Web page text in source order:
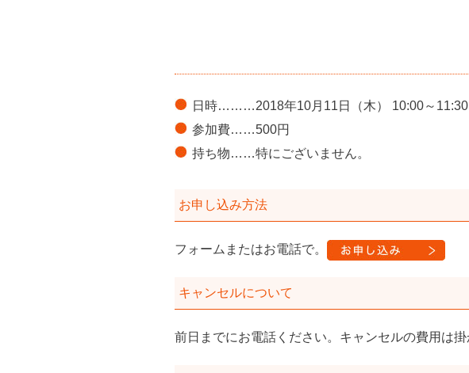
日時………2018年10月11日（木） 10:00～11:30
参加費……500円
持ち物……特にございません。
お申し込み方法
フォームまたはお電話で。
キャンセルについて
前日までにお電話ください。キャンセルの費用は掛